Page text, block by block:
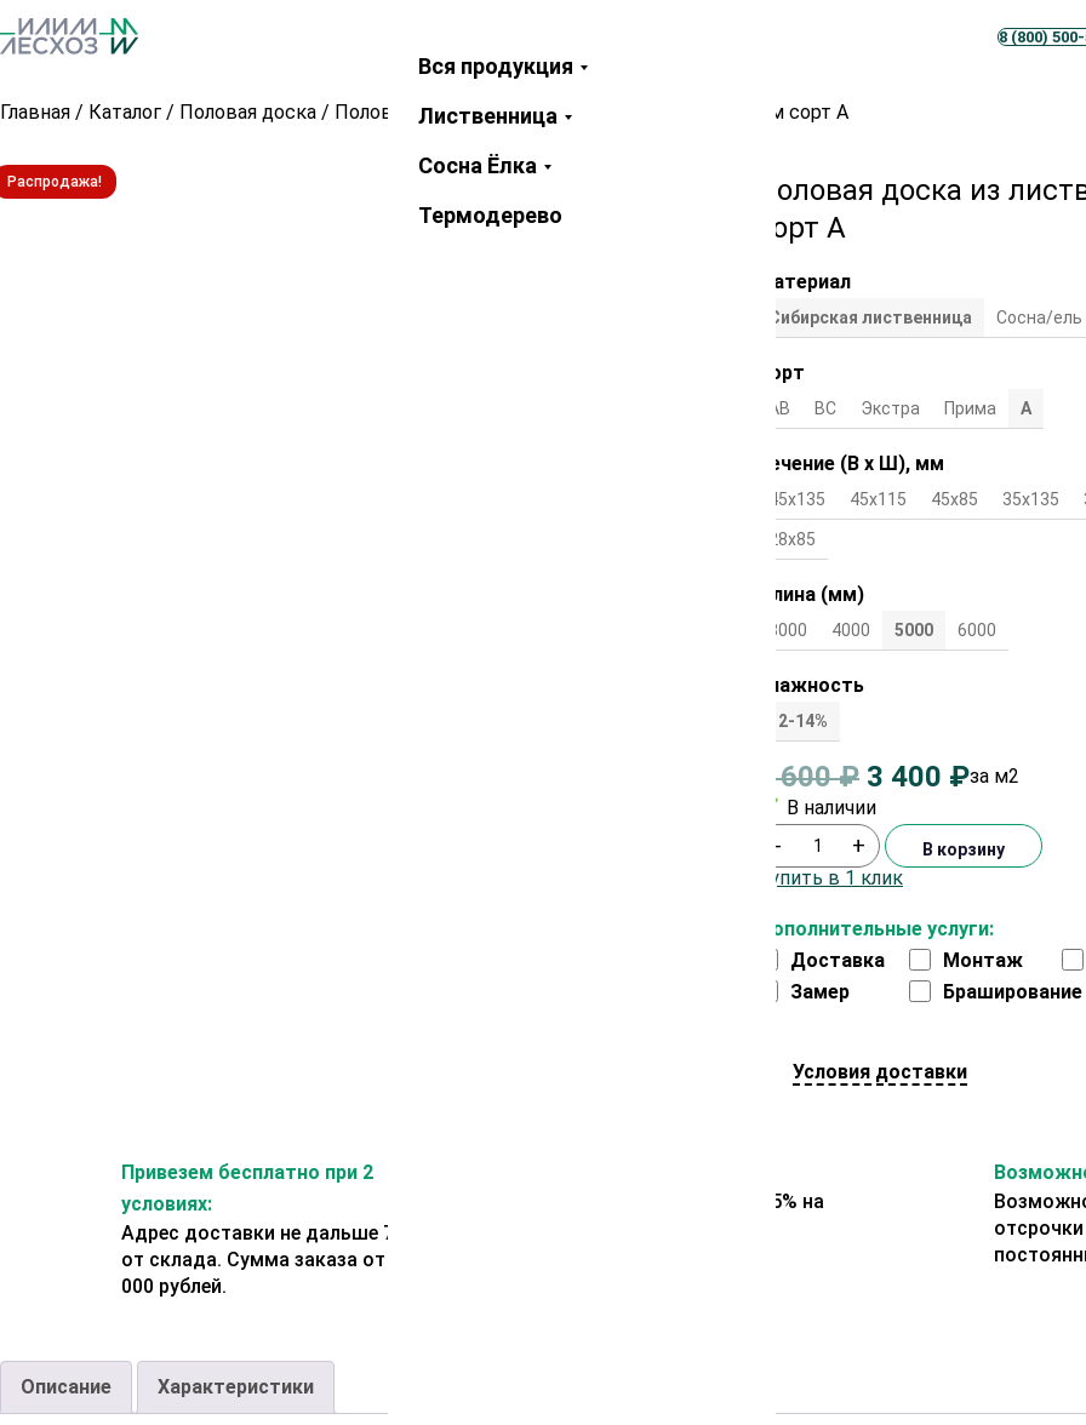
Телеграм
MAX8 (800)
Закрыть
Вся продукция
Лиственница
Сосна Ёлка
Термодерево
Главная / Каталог / Половая доска / Половая доска из лиственницы 28х135х5000 мм сорт А
Распродажа!
Половая доска из
сорт А
Материал
Сибирская лиственница Сосна/ель
Сорт
АВ ВС Экстра Прима А
Сечение (В х Ш), мм
45х135 45х115 45х85 35х135
28х85
Длина (мм)
3000 4000 5000 6000
Влажность
12-14%
3 600₽ 3 400 ₽за м2
В наличии
Дополнительные услуги:
Доставка
Монтаж
Замер
Браширование
- + В корзину
Купить в 1 клик
Условия доставки
Привезем бесплатно при 2
условиях:
Адрес доставки не дальше 70 км
от склада. Сумма заказа от 200
000 рублей.
Представляем скидку 5% на
Описание Характеристики